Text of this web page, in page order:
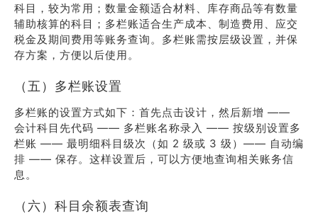
科目，较为常用；数量金额适合材料、库存商品等有数量
辅助核算的科目；多栏账适合生产成本、制造费用、应交
税金及期间费用等账务查询。多栏账需按层级设置，并保
存方案，方便以后使用。
（五）多栏账设置
多栏账的设置方式如下：首先点击设计，然后新增 ——
会计科目先代码 —— 多栏账名称录入 —— 按级别设置多
栏账 —— 最明细科目级次（如 2 级或 3 级）—— 自动编
排 —— 保存。这样设置后，可以方便地查询相关账务信
息。
（六）科目余额表查询